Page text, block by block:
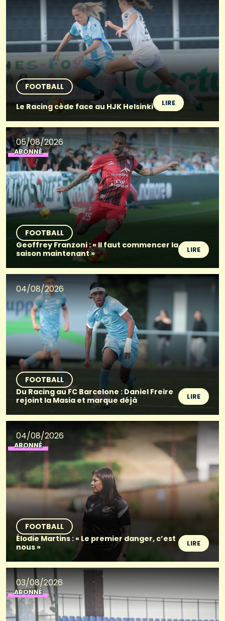
FOOTBALL
Le Racing cède face au HJK Helsinki
LIRE
05/08/2026
ABONNÉ
FOOTBALL
Geoffrey Franzoni : « Il faut commencer la
saison maintenant »
LIRE
04/08/2026
FOOTBALL
Du Racing au FC Barcelone : Daniel Freire
rejoint la Masia et marque déjà
LIRE
04/08/2026
ABONNÉ
FOOTBALL
Élodie Martins : « Le premier danger, c’est
nous »
LIRE
03/08/2026
ABONNÉ